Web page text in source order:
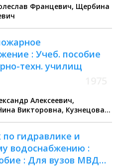
Францевич, Щербина
: Учеб. пособие
техн. училищ
Алексеевич,
Кузнецова
по гидравлике и
водоснабжению :
: Для вузов МВД